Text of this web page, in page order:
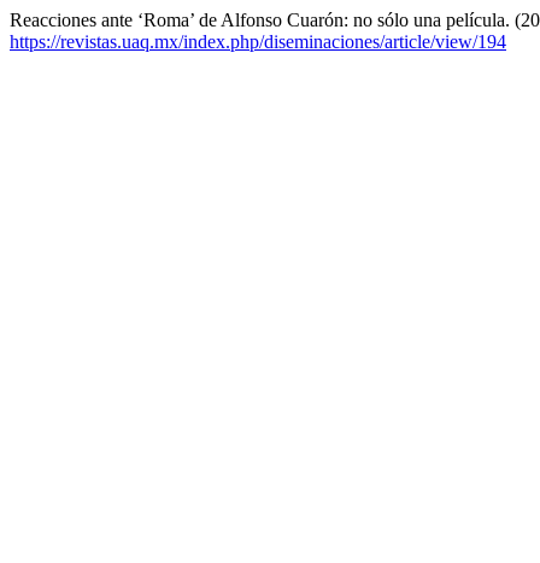
Reacciones ante ‘Roma’ de Alfonso Cuarón: no sólo una película.
https://revistas.uaq.mx/index.php/diseminaciones/article/view/194